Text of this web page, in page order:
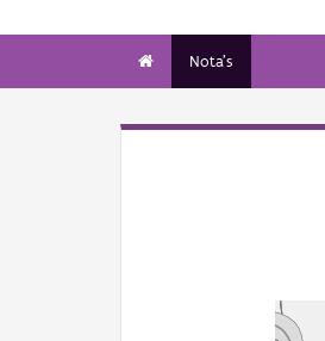
Nota's